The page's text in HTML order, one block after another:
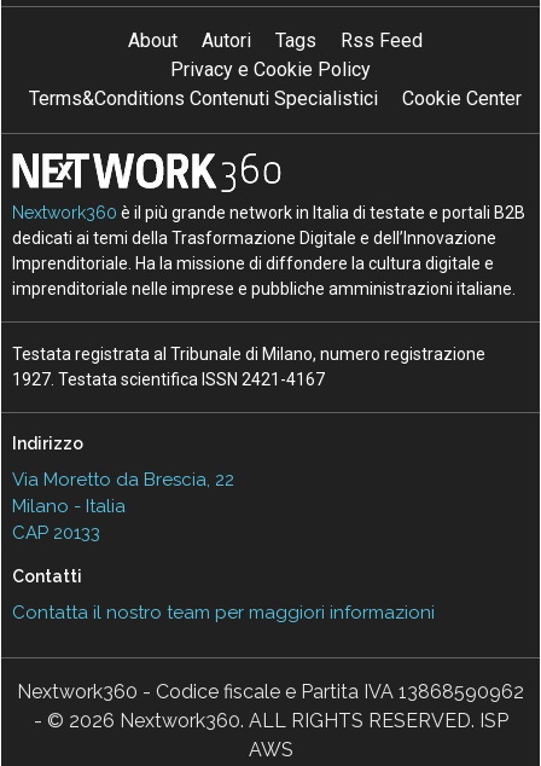
About Autori Tags
Rss Feed
Privacy e Cookie Policy
Terms&Conditions Contenuti Specialistici
Cookie Center
Nextwork360 è il più grande network in Italia di testate e portali B2B
dedicati ai temi della Trasformazione Digitale e dell’Innovazione
Imprenditoriale. Ha la missione di diffondere la cultura digitale e
imprenditoriale nelle imprese e pubbliche amministrazioni italiane.
Testata registrata al Tribunale di Milano, numero registrazione
1927. Testata scientifica ISSN 2421-4167
Indirizzo
Via Moretto da Brescia, 22
Milano - Italia
CAP 20133
Contatti
Contatta il nostro team per maggiori informazioni
Nextwork360 - Codice fiscale e Partita IVA 13868590962
- © 2026 Nextwork360. ALL RIGHTS RESERVED. ISP
AWS